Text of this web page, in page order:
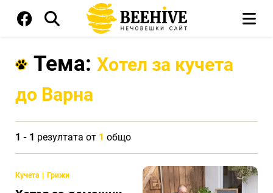
Тема: Хотел за кучета
до Варна
1 - 1 резултата от 1 общо
Кучета Грижи